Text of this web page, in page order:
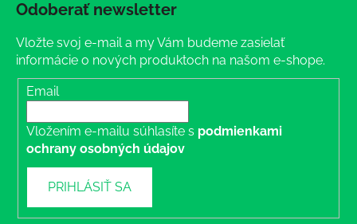
Odoberať newsletter
Vložte svoj e-mail a my Vám budeme zasielať
informácie o nových produktoch na našom e-shope.
Email
Vložením e-mailu súhlasíte s podmienkami
ochrany osobných údajov
PRIHLÁSIŤ SA